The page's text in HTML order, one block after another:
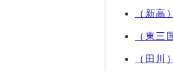
（新高
（東三
（田川